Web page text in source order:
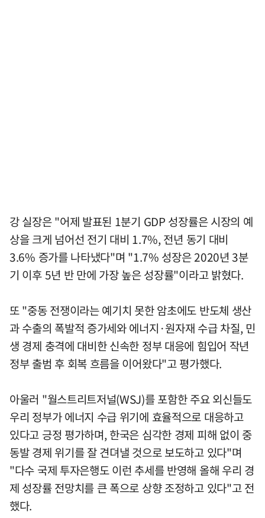
강 실장은 "어제 발표된 1분기 GDP 성장률은 시장의 예
상을 크게 넘어선 전기 대비 1.7%, 전년 동기 대비
3.6% 증가를 나타냈다"며 "1.7% 성장은 2020년 3분
기 이후 5년 반 만에 가장 높은 성장률"이라고 밝혔다.
또 "중동 전쟁이라는 예기치 못한 암초에도 반도체 생산
과 수출의 폭발적 증가세와 에너지·원자재 수급 차질, 민
생 경제 충격에 대비한 신속한 정부 대응에 힘입어 작년
정부 출범 후 회복 흐름을 이어왔다"고 평가했다.
아울러 "월스트리트저널(WSJ)를 포함한 주요 외신들도
우리 정부가 에너지 수급 위기에 효율적으로 대응하고
있다고 긍정 평가하며, 한국은 심각한 경제 피해 없이 중
동발 경제 위기를 잘 견뎌낼 것으로 보도하고 있다"며
"다수 국제 투자은행도 이런 추세를 반영해 올해 우리 경
제 성장률 전망치를 큰 폭으로 상향 조정하고 있다"고 전
했다.